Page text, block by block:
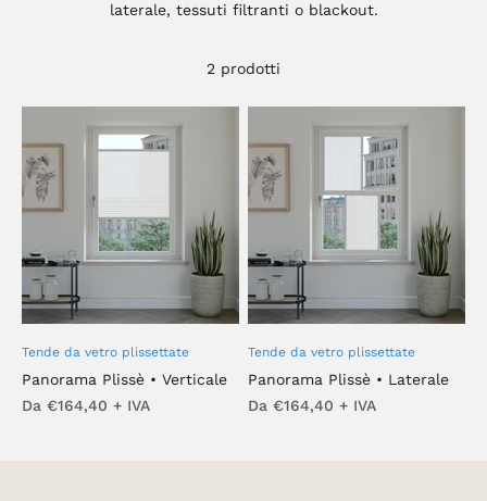
laterale, tessuti filtranti o blackout.
2 prodotti
Tende da vetro plissettate
Panorama Plissè • Verticale
Prezzo scontato
Da €164,40 + IVA
Tende da vetro plissettate
Panorama Plissè • Laterale
Prezzo scontato
Da €164,40 + IVA